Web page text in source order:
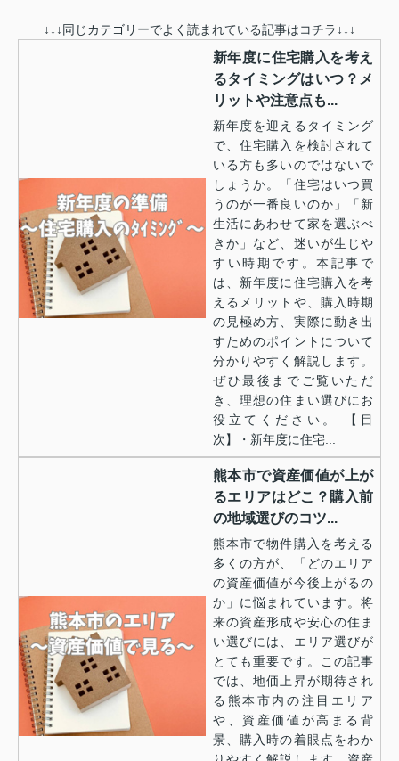
↓↓↓同じカテゴリーでよく読まれている記事はコチラ↓↓↓
新年度に住宅購入を考え
るタイミングはいつ？メ
リットや注意点も...
新年度を迎えるタイミング
で、住宅購入を検討されて
いる方も多いのではないで
しょうか。「住宅はいつ買
うのが一番良いのか」「新
生活にあわせて家を選ぶべ
きか」など、迷いが生じや
すい時期です。本記事で
は、新年度に住宅購入を考
えるメリットや、購入時期
の見極め方、実際に動き出
すためのポイントについて
分かりやすく解説します。
ぜひ最後までご覧いただ
き、理想の住まい選びにお
役立てください。 【目
次】・新年度に住宅...
熊本市で資産価値が上が
るエリアはどこ？購入前
の地域選びのコツ...
熊本市で物件購入を考える
多くの方が、「どのエリア
の資産価値が今後上がるの
か」に悩まれています。将
来の資産形成や安心の住ま
い選びには、エリア選びが
とても重要です。この記事
では、地価上昇が期待され
る熊本市内の注目エリア
や、資産価値が高まる背
景、購入時の着眼点をわか